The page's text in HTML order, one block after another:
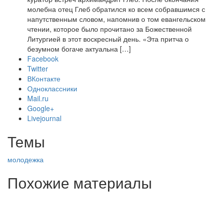
молебна отец Глеб обратился ко всем собравшимся с
напутственным словом, напомнив о том евангельском
чтении, которое было прочитано за Божественной
Литургией в этот воскресный день. «Эта притча о
безумном богаче актуальна […]
Facebook
Twitter
ВКонтакте
Одноклассники
Mail.ru
Google+
Livejournal
Темы
молодежка
Похожие материалы